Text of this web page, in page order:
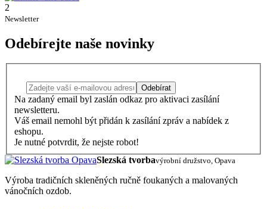
2
Newsletter
Odebírejte naše novinky
Odebírat
Na zadaný email byl zaslán odkaz pro aktivaci zasílání
newsletteru.
Váš email nemohl být přidán k zasílání zpráv a nabídek z
eshopu.
Je nutné potvrdit, že nejste robot!
Slezská tvorbavýrobní družstvo, Opava
Výroba tradičních skleněných ručně foukaných a malovaných
vánočních ozdob.